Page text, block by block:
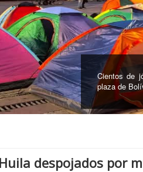
En el
recuperó 12
despojados por